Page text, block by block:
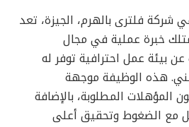
شركة فلترى بالهرم، الجيزة، تعد
خبرة عملية في مجال
بيئة عمل احترافية توفر له
هذه الوظيفة موجهة
المؤهلات المطلوبة، بالإضافة
مع الضغوط وتحقيق أعلى